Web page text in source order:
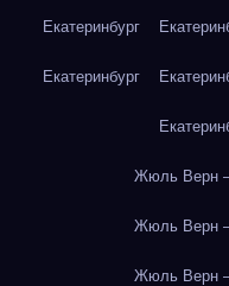
Екатеринбург
Екатеринбург
Жюль Верн
Жюль Верн
Жюль Верн